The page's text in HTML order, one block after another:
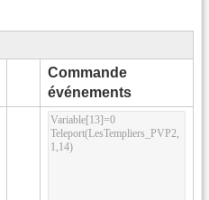
Commande
événements